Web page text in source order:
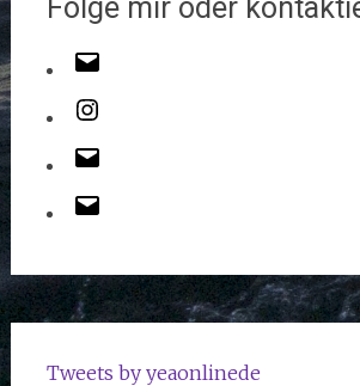
Folge mir oder
Tweets by yeaonlinede